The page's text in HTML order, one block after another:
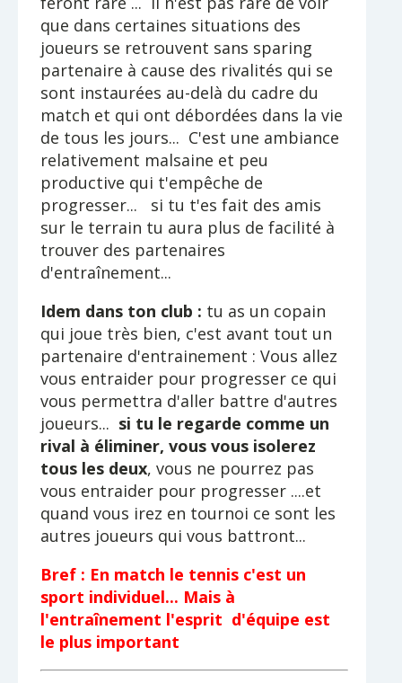
que dans certaines situations des
joueurs se retrouvent sans sparing
partenaire à cause des rivalités qui se
sont instaurées au-delà du cadre du
match et qui ont débordées dans la vie
de tous les jours... C'est une ambiance
relativement malsaine et peu
productive qui t'empêche de
progresser... si tu t'es fait des amis
sur le terrain tu aura plus de facilité à
trouver des partenaires
d'entraînement...
Idem dans ton club : tu as un copain
qui joue très bien, c'est avant tout un
partenaire d'entrainement : Vous allez
vous entraider pour progresser ce qui
vous permettra d'aller battre d'autres
joueurs... si tu le regarde comme un
rival à éliminer, vous vous isolerez
tous les deux, vous ne pourrez pas
vous entraider pour progresser ....et
quand vous irez en tournoi ce sont les
autres joueurs qui vous battront...
Bref : En match le tennis c'est un
sport individuel... Mais à
l'entraînement l'esprit d'équipe est
le plus important